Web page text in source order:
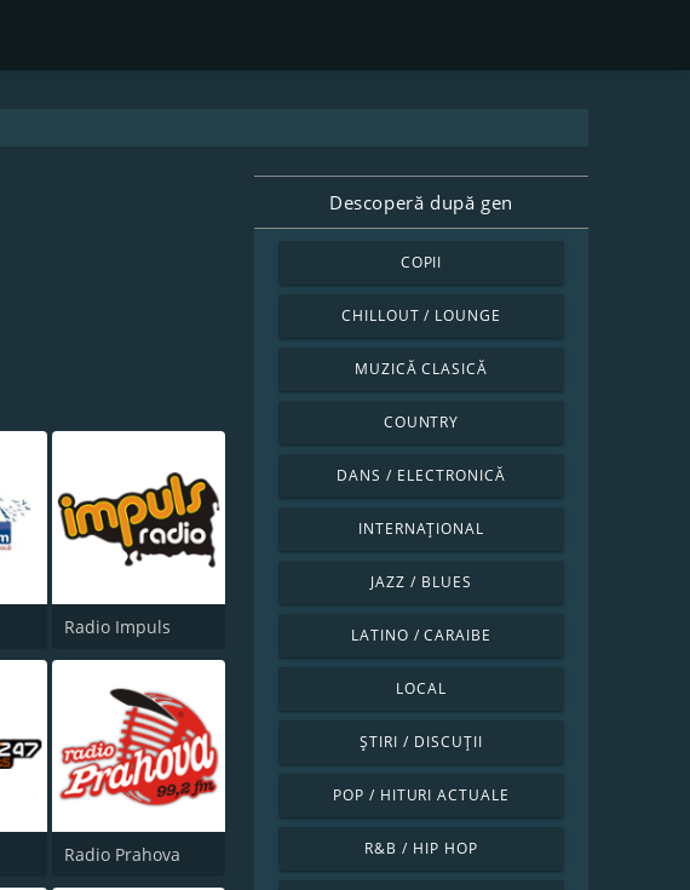
Radio Impuls
Radio Prahova
Descoperă după gen
COPII
CHILLOUT / LOUNGE
MUZICĂ CLASICĂ
COUNTRY
DANS / ELECTRONICĂ
INTERNAȚIONAL
JAZZ / BLUES
LATINO / CARAIBE
LOCAL
ȘTIRI / DISCUȚII
POP / HITURI ACTUALE
R&B / HIP HOP